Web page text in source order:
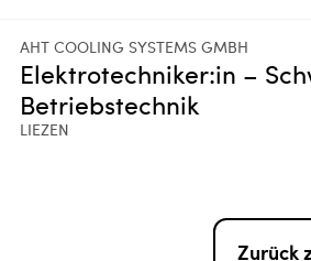
AHT COOLING SYSTEMS GMBH
Elektrotechniker:in –
Betriebstechnik
LIEZEN
Zurück